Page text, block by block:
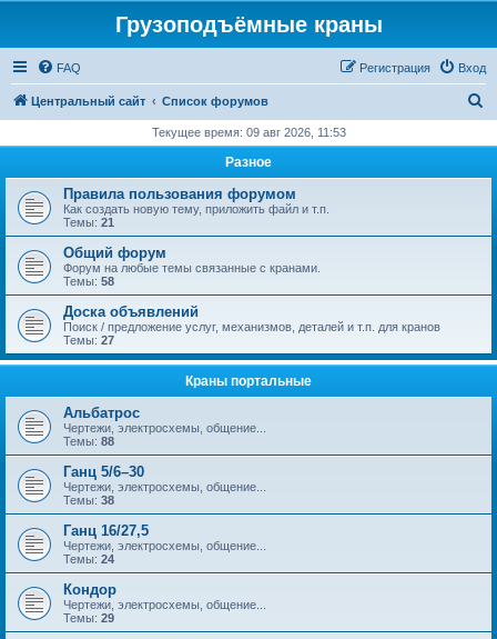
Грузоподъёмные краны
FAQ Вход
Регистрация
Центральный сайт Список форумов
с
Текущее время: 09 авг 2026, 11:53
Разное
Правила пользования форумом
Как создать новую тему, приложить файл и т.п.
Темы: 21
Общий форум
Форум на любые темы связанные с кранами.
Темы: 58
Доска объявлений
Поиск / предложение услуг, механизмов, деталей и т.п. для кранов
Темы: 27
Краны портальные
Альбатрос
Чертежи, электросхемы, общение...
Темы: 88
Ганц 5/6–30
Чертежи, электросхемы, общение...
Темы: 38
Ганц 16/27,5
Чертежи, электросхемы, общение...
Темы: 24
Кондор
Чертежи, электросхемы, общение...
Темы: 29